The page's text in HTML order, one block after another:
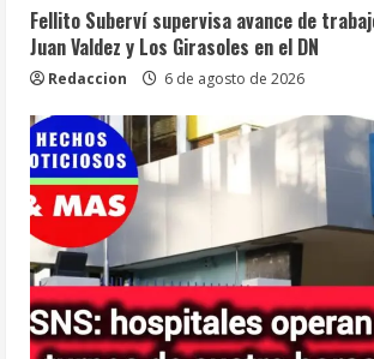
Fellito Suberví supervisa avance de
Juan Valdez y Los Girasoles en el DN
Redaccion 6 de agosto de 2026